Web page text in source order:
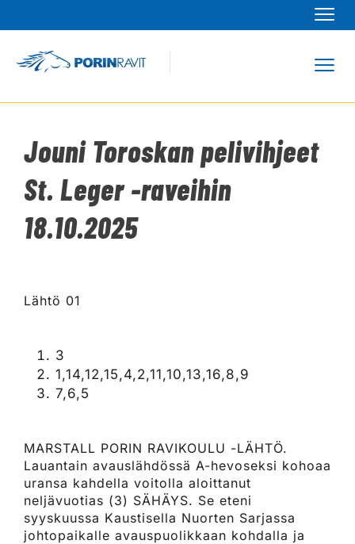
Jouni Toroskan pelivihjeet
St. Leger -raveihin
18.10.2025
Lähtö 01
3
1,14,12,15,4,2,11,10,13,16,8,9
7,6,5
MARSTALL PORIN RAVIKOULU -LÄHTÖ.
Lauantain avauslähdössä A-hevoseksi kohoaa
uransa kahdella voitolla aloittanut
neljävuotias (3) SÄHÄYS. Se eteni
syyskuussa Kaustisella Nuorten Sarjassa
johtopaikalle avauspuolikkaan kohdalla ja